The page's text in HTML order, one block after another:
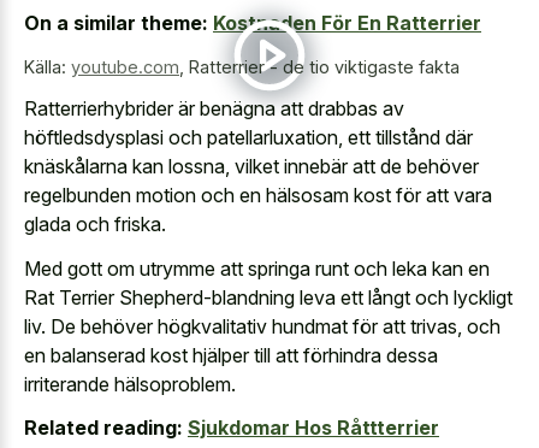
On a similar theme: Kostnaden För En Ratterrier
Källa: youtube.com Ratterrier - de tio viktigaste fakta
Ratterrierhybrider är benägna att drabbas av
höftledsdysplasi och patellarluxation, ett tillstånd där
knäskålarna kan lossna, vilket innebär att de behöver
regelbunden motion och en hälsosam kost för att vara
glada och friska.
Med gott om utrymme att springa runt och leka kan en
Rat Terrier Shepherd-blandning leva ett långt och lyckligt
liv. De behöver högkvalitativ hundmat för att trivas, och
en balanserad kost hjälper till att förhindra dessa
irriterande hälsoproblem.
Related reading: Sjukdomar Hos Råttterrier